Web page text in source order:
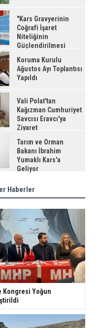
"Kars Gravyerinin
Coğrafi İşaret
Niteliğinin
Güçlendirilmesi
Koruma Kurulu
Ağustos Ayı Toplantısı
Yapıldı
Vali Polat'tan
Kağızman Cumhuriyet
Savcısı Eravcı'ya
Ziyaret
Tarım ve Orman
Bakanı İbrahim
Yumaklı Kars'a
Geliyor
Haberler
Kongresi Yoğun